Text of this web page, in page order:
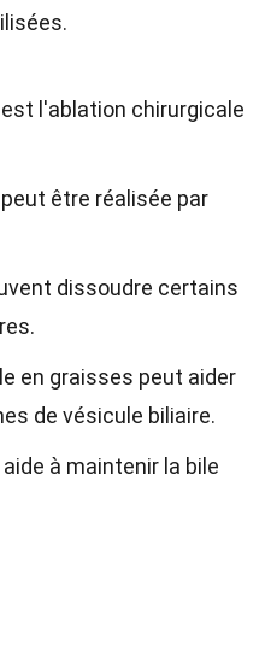
l'ablation chirurgicale
être réalisée par
dissoudre certains
en graisses peut aider
de vésicule biliaire.
à maintenir la bile